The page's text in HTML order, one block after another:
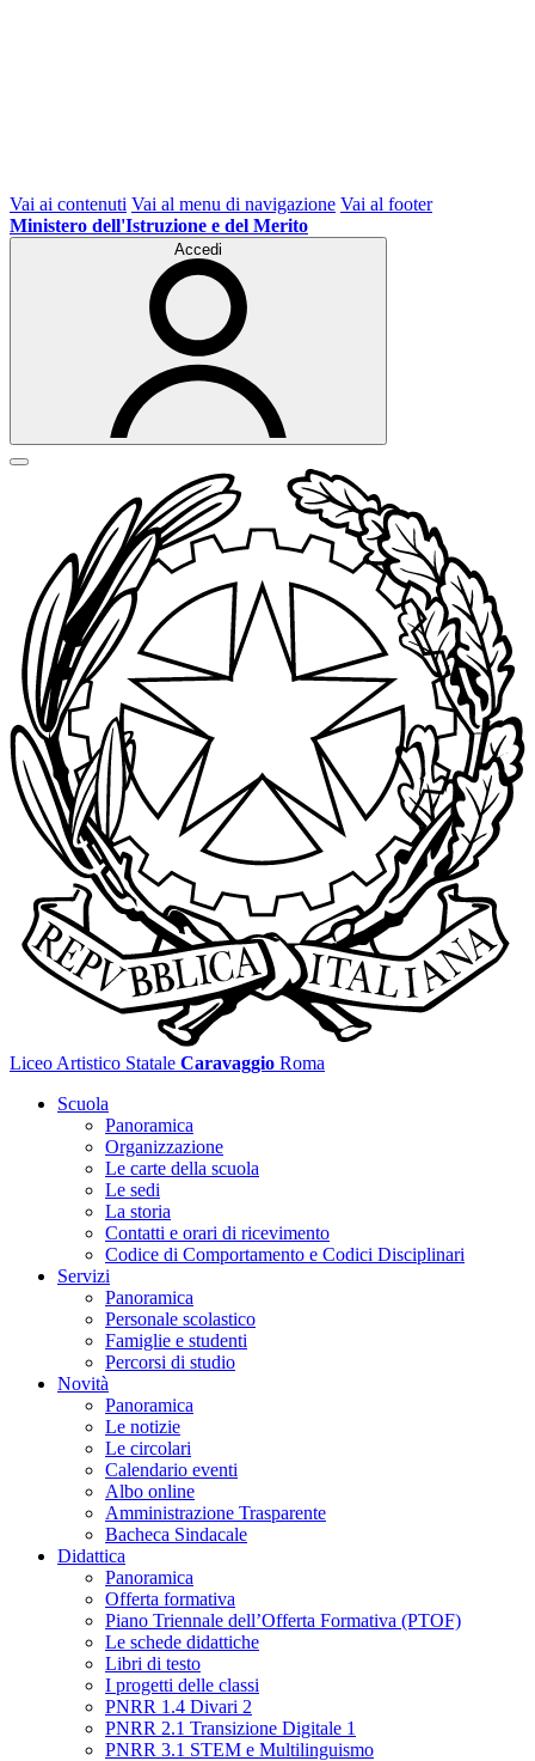
Vai ai contenuti Vai al menu di navigazione Vai al footer
Ministero dell'Istruzione e del Merito
Accedi
Liceo Artistico Statale Caravaggio Roma
Scuola
Panoramica
Organizzazione
Le carte della scuola
Le sedi
La storia
Contatti e orari di ricevimento
Codice di Comportamento e Codici Disciplinari
Servizi
Panoramica
Personale scolastico
Famiglie e studenti
Percorsi di studio
Novità
Panoramica
Le notizie
Le circolari
Calendario eventi
Albo online
Amministrazione Trasparente
Bacheca Sindacale
Didattica
Panoramica
Offerta formativa
Piano Triennale dell’Offerta Formativa (PTOF)
Le schede didattiche
Libri di testo
I progetti delle classi
PNRR 1.4 Divari 2
PNRR 2.1 Transizione Digitale 1
PNRR 3.1 STEM e Multilinguismo